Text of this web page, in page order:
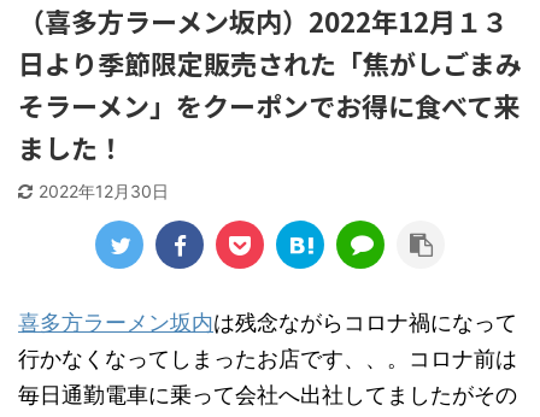
（喜多方ラーメン坂内）2022年12月１３
日より季節限定販売された「焦がしごまみ
そラーメン」をクーポンでお得に食べて来
ました！
2022年12月30日
喜多方ラーメン坂内は残念ながらコロナ禍になって
行かなくなってしまったお店です、、。コロナ前は
毎日通勤電車に乗って会社へ出社してましたがその